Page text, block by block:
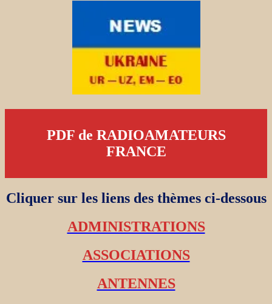
PDF de RADIOAMATEURS
FRANCE
Cliquer sur les liens des thèmes ci-dessous
ADMINISTRATIONS
ASSOCIATIONS
ANTENNES